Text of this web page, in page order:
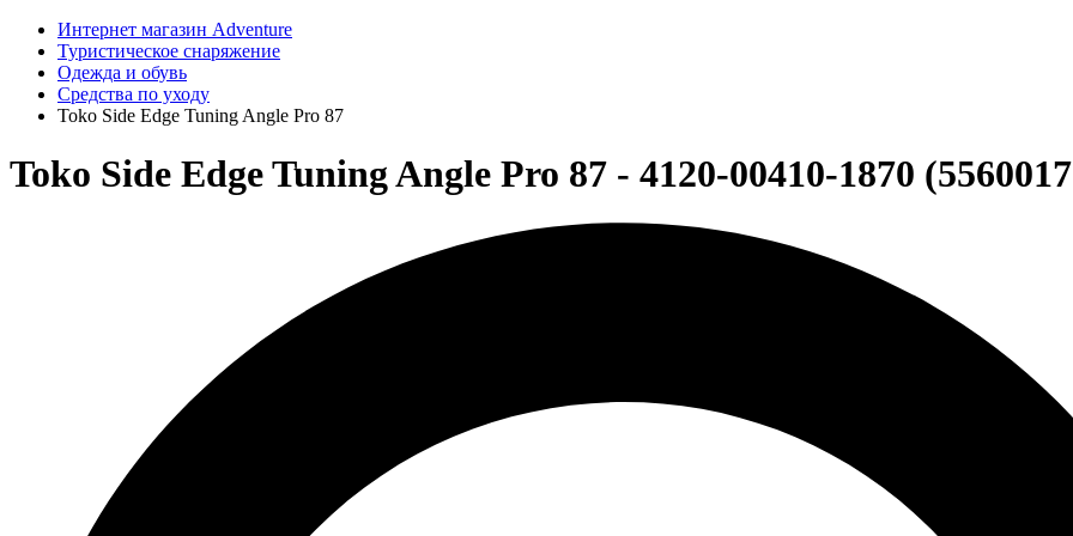
Интернет магазин Adventure
Туристическое снаряжение
Одежда и обувь
Средства по уходу
Toko Side Edge Tuning Angle Pro 87
Toko Side Edge Tuning Angle Pro 87 - 4120-00410-1870